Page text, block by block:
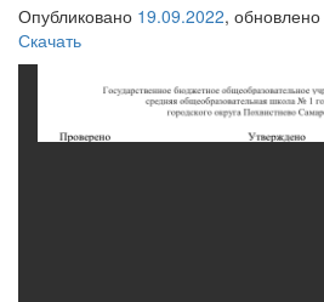
Опубликовано 19.09.2022, обновлено
Скачать